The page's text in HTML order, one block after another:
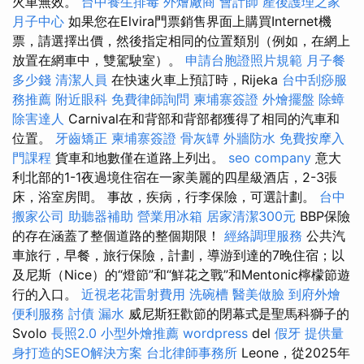
月子中心 如果您在Elvira門票銷售界面上購買Internet機
票，請選擇出價，然後指定相同的位置類別（例如，在網上
放置在網車中，雙駕駛室）。 申請台胞證照片規範 月子餐
多少錢 清潔人員 在快速火車上預訂時，Rijeka 台中刮痧服
務推薦 附近眼科 免費律師詢問 柬埔寨簽證 外燴擺盤 除蟑
除害達人 Carnival在和背部和背部都獲得了相同的汽車和
位置。 牙齒矯正 柬埔寨簽證 骨灰罈 外牆防水 免費按摩入
門課程 貨車和地數僅在道路上列出。 seo company 意大
利北部的1-1夜過境住宿在一家美麗的四星級酒店，2-3張
床，浴室房間。 事故，疾病，行李保險，可選計劃。 台中
搬家公司 助聽器補助 營業用冰箱 居家清潔300元 BBP保險
的存在涵蓋了整個道路的整個期限！ 經絡調理服務 公共汽
車旅行，早餐，旅行保險，計劃，導游到達的7晚住宿；以
及尼斯（Nice）的“燈節”和“鮮花之戰”和Mentonic檸檬節遊
行的入口。 近視老花雷射費用 洗碗槽 醫美做臉 到府外燴
便利服務 討債 漏水 威尼斯狂歡節的閉幕式是聖馬科獅子的
Svolo 長照2.0 小型外燴推薦 wordpress del 假牙 提供量
身打造的SEO解決方案 台北律師事務所 Leone，從2025年